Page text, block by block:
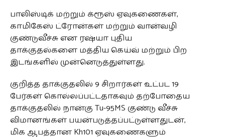
பாலிஸ்டிக் மற்றும் க்ரூஸ் ஏவுகணைகள்,
காமிகேஸ் ட்ரோன்கள் மற்றும் வான்வழி
குண்டுவீச்சு என ரஷ்யா புதிய
தாக்குதல்களை மத்திய கெய்வ் மற்றும் பிற
இடங்களில் முன்னெடுத்துள்ளது.
குறித்த தாக்குதலில் 9 சிறார்கள் உட்பட 19
பேர்கள் கொல்லப்பட்டதாகவும் தற்போதைய
தாக்குதலில் நான்கு Tu-95MS குண்டு வீச்சு
விமானங்கள் பயன்படுத்தப்பட்டுள்ளதுடன்,
மிக ஆபத்தான Kh101 ஏவுகணைகளும்